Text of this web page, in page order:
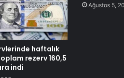
haftalık
rezerv 160,5
indi
Ağustos 5,